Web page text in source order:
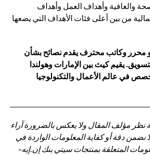
والعافية وأهداف العمل وأهداف
من بين أعلى فئات الأهداف التي يضعها
محرر وكاتب محترف يقدم نصائح بشأن
يقيم كيث بين الإمارات وهولندا
في عالم الأعمال والتكنولوجيا
مؤلف المقال ولا يعكس بالضرورة آراء
نضمن دقة أو كفاية المعلومات الواردة في
المتعلقة بمنتجات سيتي بنك إن.إيه-